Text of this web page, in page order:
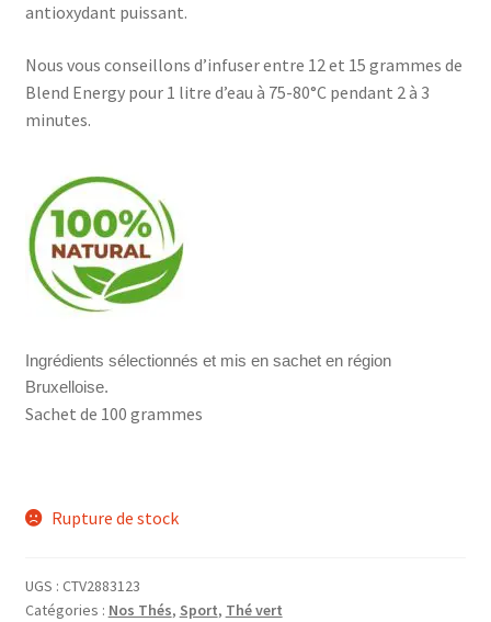
antioxydant puissant.
Nous vous conseillons d’infuser entre 12 et 15 grammes de
Blend Energy pour 1 litre d’eau à 75-80°C pendant 2 à 3
minutes.
Ingrédients sélectionnés et mis en sachet en région
Bruxelloise.
Sachet de 100 grammes
Rupture de stock
UGS : CTV2883123
Catégories : Nos Thés, Sport, Thé vert